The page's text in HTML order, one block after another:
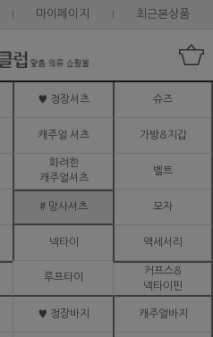
마이페이지 최근본상품
♥ 정장셔츠 슈즈
캐주얼 셔츠 가방&지갑
화려한
캐주얼셔츠
벨트
# 망사셔츠 모자
넥타이 액세서리
루프타이
커프스&
넥타이핀
♥ 정장바지 캐주얼바지